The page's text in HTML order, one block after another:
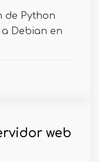
de Python
Debian en
web